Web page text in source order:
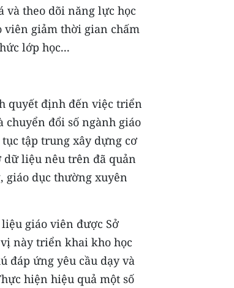
và theo dõi năng lực học
viên giảm thời gian chấm
lớp học...
quyết định đến việc triển
đổi số ngành giáo
tập trung xây dựng cơ
dữ liệu nêu trên đã quản
giáo dục thường xuyên
giáo viên được Sở
này triển khai kho học
đáp ứng yêu cầu dạy và
hiện hiệu quả một số